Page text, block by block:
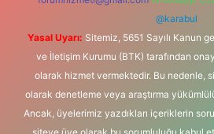
@karabul
Yasal Uyarı: Sitemiz, 5651 Sayılı Kanun
ve İletişim Kurumu (BTK) tarafından
olarak hizmet vermektedir. Bu nedenle,
olarak denetleme veya araştırma
Ancak, üyelerimiz yazdıkları içeriklerin